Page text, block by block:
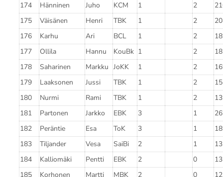
174
Hänninen Juho KCM 1 2
175
Väisänen Henri TBK 1 2
176
Karhu Ari BCL 1 2
177
Ollila Hannu KouBk 1 2
178
Saharinen Markku JoKK 1 2
179
Laaksonen Jussi TBK 1 2
180
Nurmi Rami TBK 1 2
181
Partonen Jarkko EBK 3 1
182
Peräntie Esa ToK 3 1
183
Tiljander Vesa SaiBi 2 1
184
Kalliomäki Pentti EBK 2 0
185
Korhonen Martti MBK 2 0